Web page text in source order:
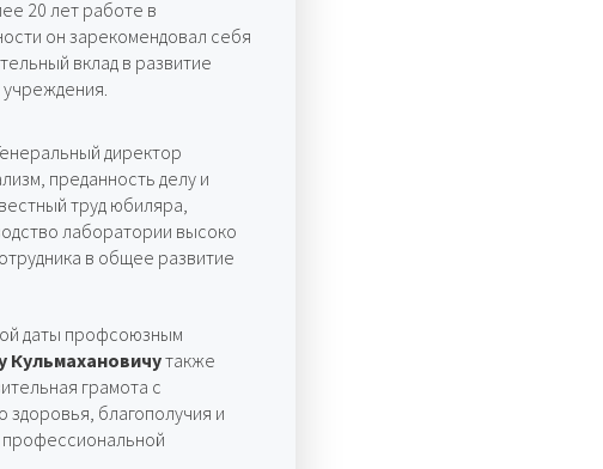
20 лет работе в
он зарекомендовал себя
вклад в развитие
директор
преданность делу и
труд юбиляра,
лаборатории высоко
в общее развитие
даты профсоюзным
Кульмахановичутакже
грамота с
здоровья, благополучия и
профессиональной